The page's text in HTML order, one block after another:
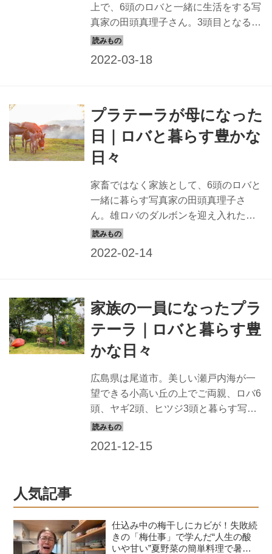
上で、6頭のロバと一緒に生活をする写
真家の田頭真理子さん。3頭目となる男
の子のロバが、家族の一員になったの
プラテーラが母になった
日｜ロバと暮らす豊かな
日々
家畜ではなく家族として、6頭のロバと
一緒に暮らす写真家の田頭真理子さ
ん。雄ロバのダルボンを迎え入れた日
のこと、そして雌ロバのプラテーラが
家族の一員になったプラ
テーラ｜ロバと暮らす豊
かな日々
広島県は尾道市。美しい瀬戸内海が一
望できる小高い丘の上でご両親、ロバ6
頭、ヤギ2頭、ヒツジ3頭と暮らす写真
家の田頭真理子さん。家畜やペットと
人気記事
仕込み中の梅干しにカビが！失敗続
きの「梅仕事」で学んだ“人生の酸
いや甘い”夏野菜の簡単料理で暑さ